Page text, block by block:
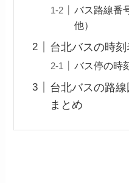
バス路線番
他）
台北バスの時
バス停の時
台北バスの路
まとめ